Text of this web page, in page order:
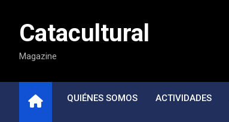
contenidoCatacultural
Magazine
QUIÉNES SOMOS ACTIVIDADES